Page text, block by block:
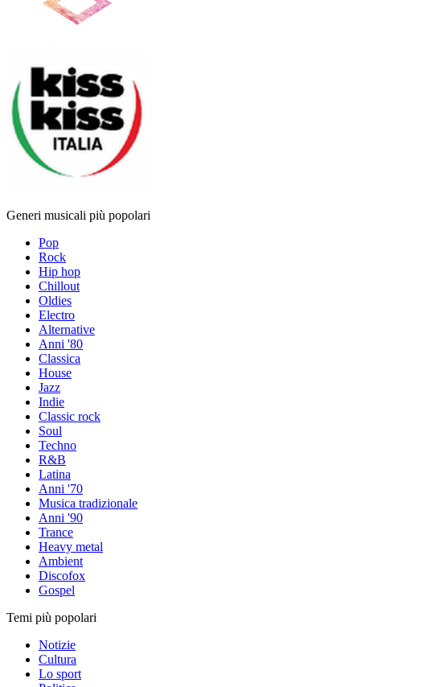
Generi musicali più popolari
Pop
Rock
Hip hop
Chillout
Oldies
Electro
Alternative
Anni '80
Classica
House
Jazz
Indie
Classic rock
Soul
Techno
R&B
Latina
Anni '70
Musica tradizionale
Anni '90
Trance
Heavy metal
Ambient
Discofox
Gospel
Temi più popolari
Notizie
Cultura
Lo sport